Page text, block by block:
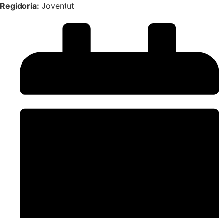
Regidoria: Joventut